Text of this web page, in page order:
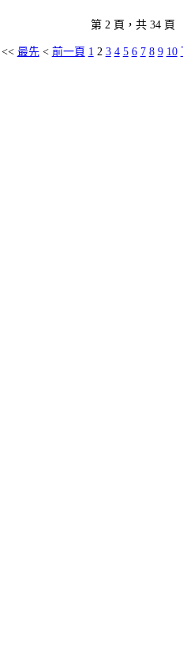
第 2 頁，共 34 頁
<< 最先< 前一頁 1 2 3 4 5 6 7 8 9 10